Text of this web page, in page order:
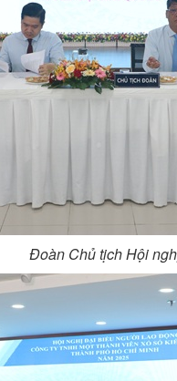
Đoàn Chủ tịch Hội